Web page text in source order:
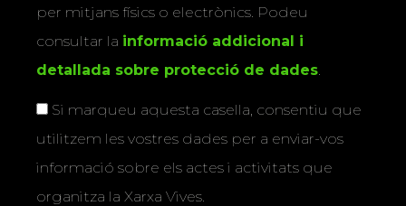
per mitjans físics o electrònics. Podeu
consultar la informació addicional i
detallada sobre protecció de dades.
Si marqueu aquesta casella, consentiu que
utilitzem les vostres dades per a enviar-vos
informació sobre els actes i activitats que
organitza la Xarxa Vives.